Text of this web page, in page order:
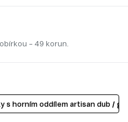
– 49 korun.
s horním oddílem artisan dub /